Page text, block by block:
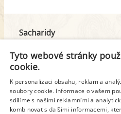
Sacharidy
z toho cukr
Tuk
z toho nas. mastné
Tyto webové stránky
cookie.
K personalizaci obsahu, reklam a
soubory cookie. Informace o vašem
sdílíme s našimi reklamními a
kombinovat s dalšími informacemi,